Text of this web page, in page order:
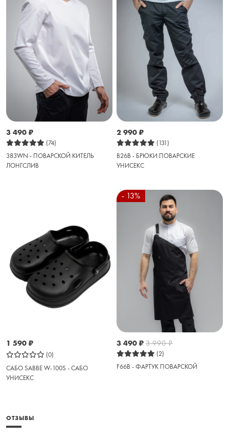
3 490 ₽
(74)
383WN - ПОВАРСКОЙ КИТЕЛЬ
ЛОНГСЛИВ
2 990 ₽
(131)
B26B - БРЮКИ ПОВАРСКИЕ
УНИСЕКС
1 590 ₽
(0)
САБО SABBE W-100S - САБО
УНИСЕКС
- 13%
3 490 ₽ 3 990₽
(2)
F66B - ФАРТУК ПОВАРСКОЙ
ОТЗЫВЫ